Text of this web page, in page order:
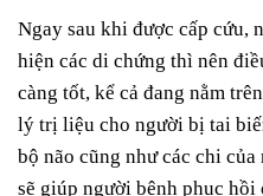
Ngay sau khi được cấp cứu,
hiện các di chứng thì nên
càng tốt, kể cả đang nằm
lý trị liệu cho người bị tai
bộ não cũng như các chi
sẽ giúp người bệnh phục